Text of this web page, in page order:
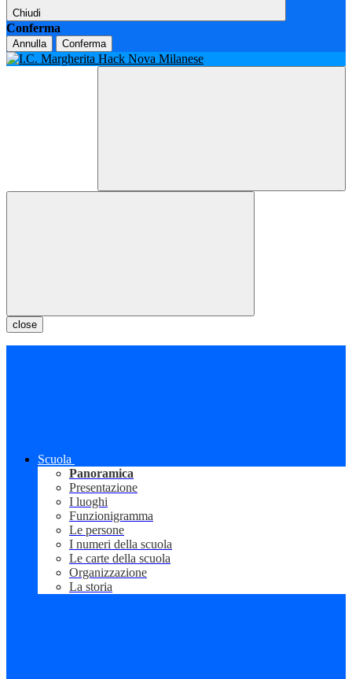
Chiudi
Conferma
Annulla Conferma
close
Scuola
Panoramica
Presentazione
I luoghi
Funzionigramma
Le persone
I numeri della scuola
Le carte della scuola
Organizzazione
La storia